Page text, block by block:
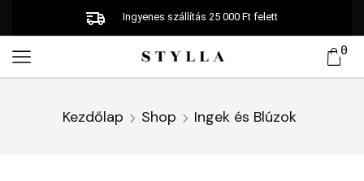
Ingyenes szállítás 25 000 Ft felett
0
Kezdőlap Shop Ingek és Blúzok